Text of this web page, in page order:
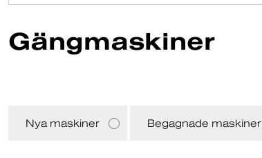
Gängmaskiner
Nya maskiner Begagnade maskiner